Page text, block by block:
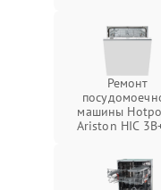
Ремонт
машины
Ariston HIC